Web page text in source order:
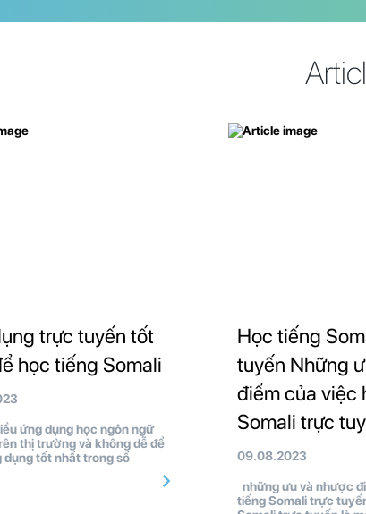
trực tuyến tốt
học tiếng Somali
ứng dụng học ngôn ngữ
thị trường và không dễ để
dụng tốt nhất trong số
Học tiếng
tuyến Những
điểm của việc
Somali trực
09.08.2023
những ưu và nhược
tiếng Somali trực